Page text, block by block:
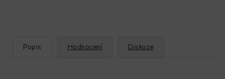
Popis Hodnocení Diskuze